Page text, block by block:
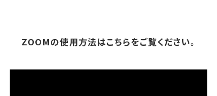
ZOOMの使用方法はこちらをご覧ください。